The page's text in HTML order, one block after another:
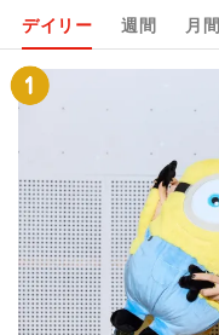
デイリー 週間 月間